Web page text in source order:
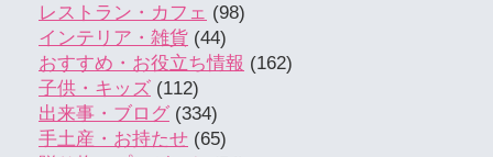
レストラン・カフェ (98)
インテリア・雑貨 (44)
おすすめ・お役立ち情報 (162)
子供・キッズ (112)
出来事・ブログ (334)
手土産・お持たせ (65)